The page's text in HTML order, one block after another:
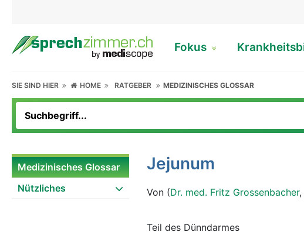
Fokus
SIE SIND HIER HOME RATGEBER MEDIZINISCHES GLOSSAR
Medizinisches Glossar
Nützliches
Jejunum
Von (Dr. med. Fritz Grossenbacher,
Teil des Dünndarmes